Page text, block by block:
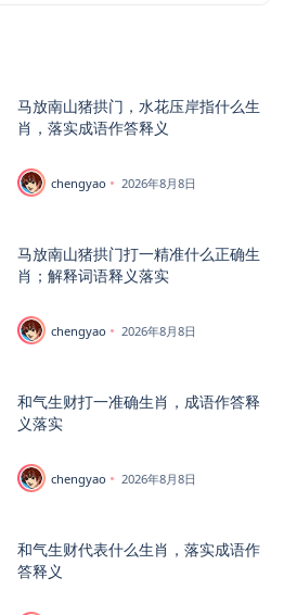
马放南山猪拱门，水花压岸指什么生
肖，落实成语作答释义
chengyao 2026年8月8日
马放南山猪拱门打一精准什么正确生
肖；解释词语释义落实
chengyao 2026年8月8日
和气生财打一准确生肖，成语作答释
义落实
chengyao 2026年8月8日
和气生财代表什么生肖，落实成语作
答释义